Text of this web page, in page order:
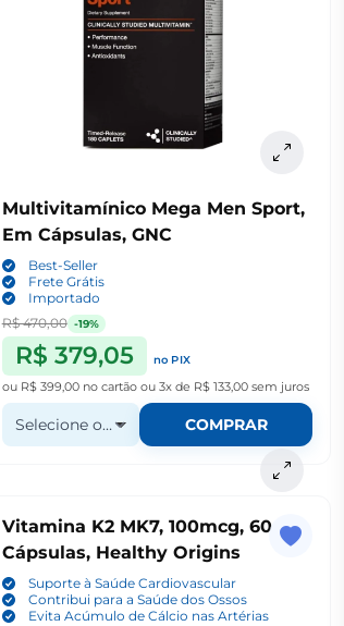
Multivitamínico Mega Men Sport,
Em Cápsulas, GNC
Best-Seller
Frete Grátis
Importado
R$ 470,00 -19%
R$ 379,05
no PIX
ou R$ 399,00 no cartão ou 3x de R$ 133,00sem juros
Selecione o QuantidadeCOMPRAR
Vitamina K2 MK7, 100mcg, 60
Cápsulas, Healthy Origins
Suporte à Saúde Cardiovascular
Contribui para a Saúde dos Ossos
Evita Acúmulo de Cálcio nas Artérias